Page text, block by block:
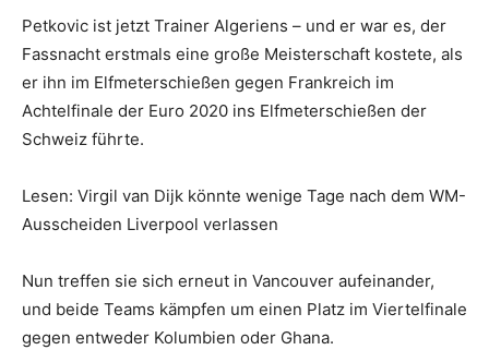
Petkovic ist jetzt Trainer Algeriens – und er war es, der
Fassnacht erstmals eine große Meisterschaft kostete, als
er ihn im Elfmeterschießen gegen Frankreich im
Achtelfinale der Euro 2020 ins Elfmeterschießen der
Schweiz führte.
Lesen: Virgil van Dijk könnte wenige Tage nach dem WM-
Ausscheiden Liverpool verlassen
Nun treffen sie sich erneut in Vancouver aufeinander,
und beide Teams kämpfen um einen Platz im Viertelfinale
gegen entweder Kolumbien oder Ghana.